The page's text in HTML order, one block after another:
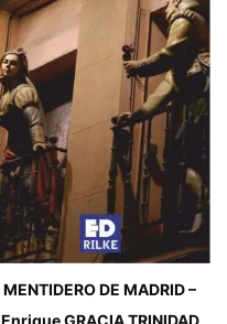
MENTIDERO DE MADRID –
Enrique GRACIA TRINIDAD